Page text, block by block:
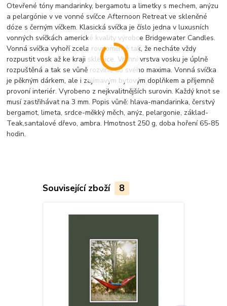
Otevřené tóny mandarinky, bergamotu a limetky s mechem, anýzu
a pelargónie v ve vonné svíčce Afternoon Retreat ve skleněné
dóze s černým víčkem. Klasická svíčka je číslo jedna v luxusních
vonných svíčkách americké kvality výrobce Bridgewater Candles.
Vonná svíčka vyhoří zcela rovnoměrně tak, že necháte vždy
rozpustit vosk až ke kraji sklenice. Vrchní vrstva vosku je úplně
rozpuštěná a tak se vůně rozvine do svého maxima. Vonná svíčka
je pěkným dárkem, ale i zajímavým bytovým doplňkem a příjemně
provoní interiér. Vyrobeno z nejkvalitnějších surovin. Každý knot se
musí zastřihávat na 3 mm. Popis vůně: hlava-mandarinka, čerstvý
bergamot, limeta, srdce-měkký měch, anýz, pelargonie, základ-
Teak,santalové dřevo, ambra. Hmotnost 250 g, doba hoření 65-85
hodin.
Související zboží 8